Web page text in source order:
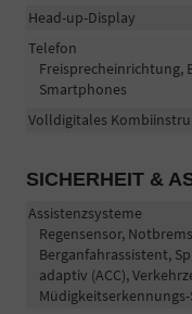
Head-up-Display
Telefon
Smartphones
Volldigitales
SICHERHEIT &
Assistenzsysteme
Regensensor,
Berganfahrassistent,
adaptiv (ACC),